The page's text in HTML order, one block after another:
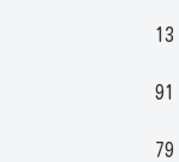
13
91
79